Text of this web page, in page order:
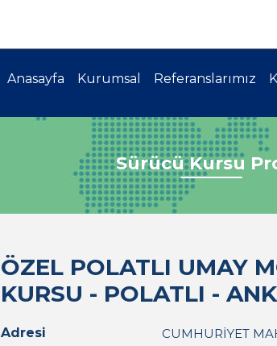
Anasayfa Kurumsal Referanslarımız
Sürücü Kursu
ÖZEL POLATLI UMAY
KURSU - POLATLI -
Adresi
CUMHURİYET